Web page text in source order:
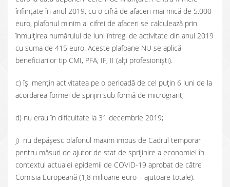
înființate în anul 2019, cu o cifră de afaceri mai mică de 5.000
euro, plafonul minim al cifrei de afaceri se calculează prin
înmulțirea numărului de luni întregi de activitate din anul 2019
cu suma de 415 euro. Aceste plafoane NU se aplică
beneficiarilor tip CMI, PFA, IF, II (alți profesioniști).
c) își mențin activitatea pe o perioadă de cel puțin 6 luni de la
acordarea formei de sprijin sub formă de microgrant;
d) nu erau în dificultate la 31 decembrie 2019;
j) nu depășesc plafonul maxim impus de Cadrul temporar
pentru măsuri de ajutor de stat de sprijinire a economiei în
contextul actualei epidemii de COVID-19 aprobat de către
Comisia Europeană (1,8 milioane euro – ajutoare totale).